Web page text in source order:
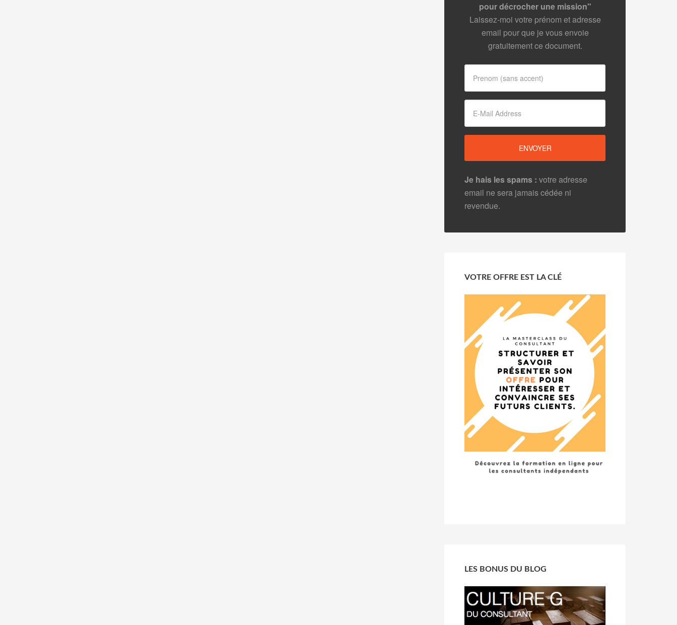
pour décrocher une mission"
Laissez-moi votre prénom et adresse
email pour que je vous envoie
gratuitement ce document.
Je hais les spams : votre adresse
email ne sera jamais cédée ni
revendue.
VOTRE OFFRE EST LA CLÉ
LES BONUS DU BLOG